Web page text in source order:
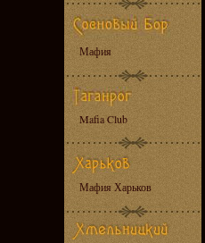
Мафия
Mafia Club
Мафия Харьков